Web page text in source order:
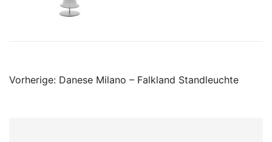
Beitragsnavigation
Vorherige: Danese Milano – Falkland Standleuchte